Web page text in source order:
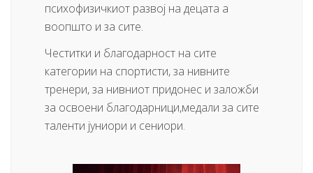
психофизичкиот развој на децата а
воопшто и за сите.
Честитки и благодарност на сите
категории на спортисти, за нивните
тренери, за нивниот придонес и заложби
за освоени благодарници,медали за сите
таленти јуниори и сениори.